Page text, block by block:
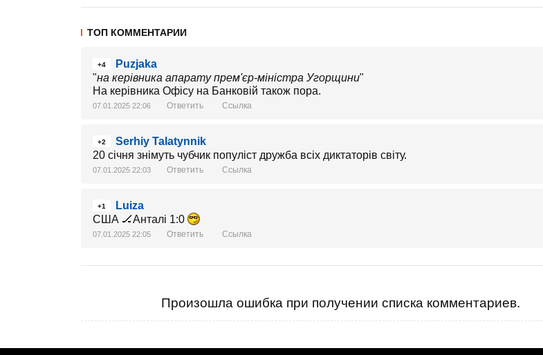
ТОП КОММЕНТАРИИ
+4
Puzjaka
"на керівника апарату прем'єр-міністра Угорщини"
На керівника Офісу на Банковій також пора.
07.01.2025 22:06 Ответить Ссылка
+2
Serhiy Talatynnik
20 січня знімуть чубчик популіст дружба всіх диктаторів світу.
07.01.2025 22:03 Ответить Ссылка
+1
Luiza
США 🏒Анталі 1:0
07.01.2025 22:05 Ответить Ссылка
Произошла ошибка при получении списка комментариев.